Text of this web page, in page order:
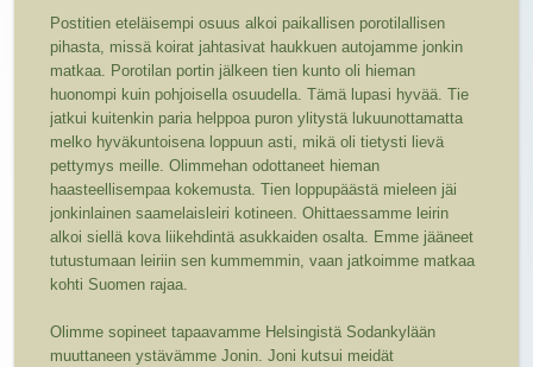
Postitien eteläisempi osuus alkoi paikallisen porotilallisen
pihasta, missä koirat jahtasivat haukkuen autojamme jonkin
matkaa. Porotilan portin jälkeen tien kunto oli hieman
huonompi kuin pohjoisella osuudella. Tämä lupasi hyvää. Tie
jatkui kuitenkin paria helppoa puron ylitystä lukuunottamatta
melko hyväkuntoisena loppuun asti, mikä oli tietysti lievä
pettymys meille. Olimmehan odottaneet hieman
haasteellisempaa kokemusta. Tien loppupäästä mieleen jäi
jonkinlainen saamelaisleiri kotineen. Ohittaessamme leirin
alkoi siellä kova liikehdintä asukkaiden osalta. Emme jääneet
tutustumaan leiriin sen kummemmin, vaan jatkoimme matkaa
kohti Suomen rajaa.
Olimme sopineet tapaavamme Helsingistä Sodankylään
muuttaneen ystävämme Jonin. Joni kutsui meidät